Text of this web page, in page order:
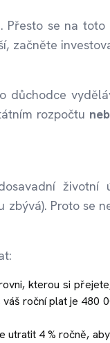
se na toto
začněte
důchodce
rozpočtu
životní
Proto se
kterou si
roční plat je 480
4 % ročně,